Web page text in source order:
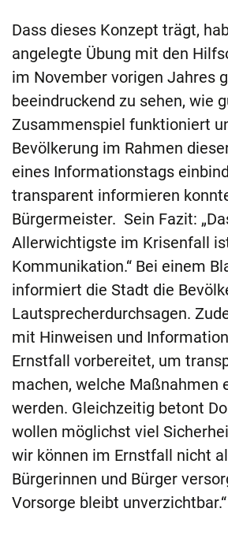
Dass dieses Konzept trägt,
angelegte Übung mit den
im November vorigen Jahres
beeindruckend zu sehen, wie
Zusammenspiel funktioniert
Bevölkerung im Rahmen
eines Informationstags
transparent informieren
Bürgermeister. Sein Fazit:
Allerwichtigste im Krisenfall
Kommunikation.“ Bei einem
informiert die Stadt die
Lautsprecherdurchsagen.
mit Hinweisen und
Ernstfall vorbereitet, um
machen, welche Maßnahmen
werden. Gleichzeitig betont
wollen möglichst viel
wir können im Ernstfall nicht
Bürgerinnen und Bürger
Vorsorge bleibt unverzichtbar.“